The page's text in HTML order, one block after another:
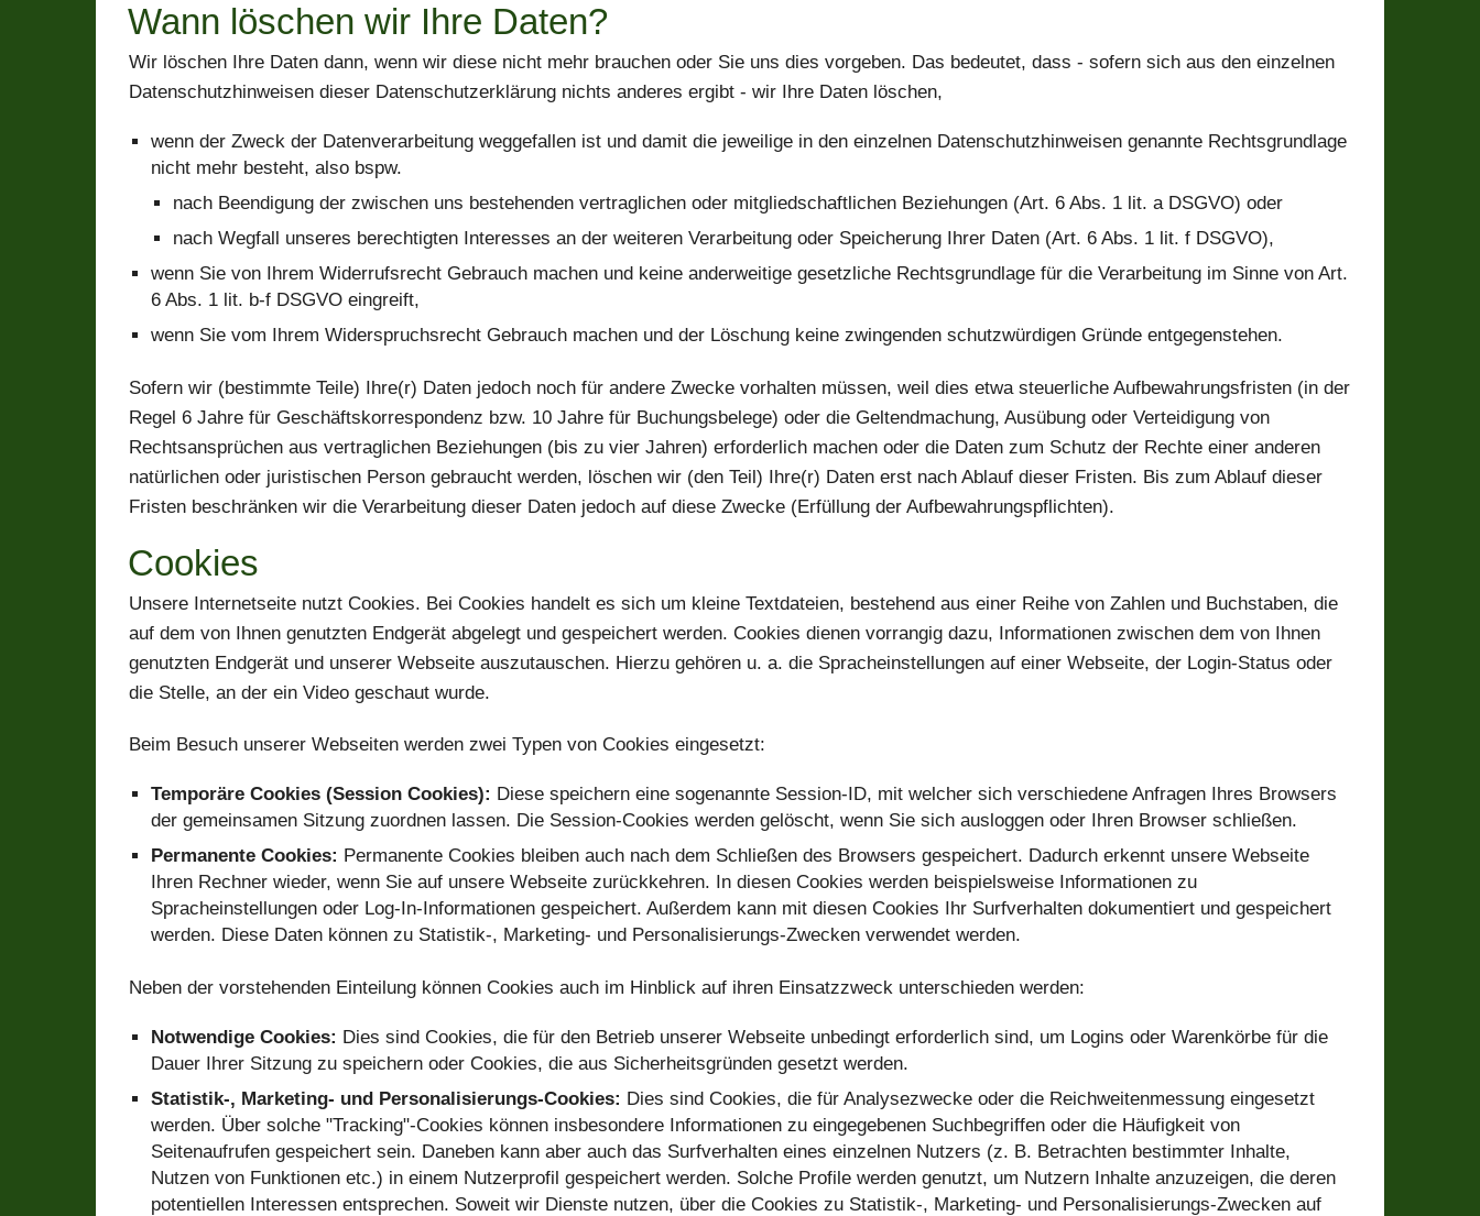
Wann löschen wir Ihre Daten?
Wir löschen Ihre Daten dann, wenn wir diese nicht mehr brauchen oder Sie uns dies vorgeben. Das bedeutet, dass - sofern sich aus den einzelnen
Datenschutzhinweisen dieser Datenschutzerklärung nichts anderes ergibt - wir Ihre Daten löschen,
wenn der Zweck der Datenverarbeitung weggefallen ist und damit die jeweilige in den einzelnen Datenschutzhinweisen genannte Rechtsgrundlage
nicht mehr besteht, also bspw.
nach Beendigung der zwischen uns bestehenden vertraglichen oder mitgliedschaftlichen Beziehungen (Art. 6 Abs. 1 lit. a DSGVO) oder
nach Wegfall unseres berechtigten Interesses an der weiteren Verarbeitung oder Speicherung Ihrer Daten (Art. 6 Abs. 1 lit. f DSGVO),
wenn Sie von Ihrem Widerrufsrecht Gebrauch machen und keine anderweitige gesetzliche Rechtsgrundlage für die Verarbeitung im Sinne von Art.
6 Abs. 1 lit. b-f DSGVO eingreift,
wenn Sie vom Ihrem Widerspruchsrecht Gebrauch machen und der Löschung keine zwingenden schutzwürdigen Gründe entgegenstehen.
Sofern wir (bestimmte Teile) Ihre(r) Daten jedoch noch für andere Zwecke vorhalten müssen, weil dies etwa steuerliche Aufbewahrungsfristen (in der
Regel 6 Jahre für Geschäftskorrespondenz bzw. 10 Jahre für Buchungsbelege) oder die Geltendmachung, Ausübung oder Verteidigung von
Rechtsansprüchen aus vertraglichen Beziehungen (bis zu vier Jahren) erforderlich machen oder die Daten zum Schutz der Rechte einer anderen
natürlichen oder juristischen Person gebraucht werden, löschen wir (den Teil) Ihre(r) Daten erst nach Ablauf dieser Fristen. Bis zum Ablauf dieser
Fristen beschränken wir die Verarbeitung dieser Daten jedoch auf diese Zwecke (Erfüllung der Aufbewahrungspflichten).
Cookies
Unsere Internetseite nutzt Cookies. Bei Cookies handelt es sich um kleine Textdateien, bestehend aus einer Reihe von Zahlen und Buchstaben, die
auf dem von Ihnen genutzten Endgerät abgelegt und gespeichert werden. Cookies dienen vorrangig dazu, Informationen zwischen dem von Ihnen
genutzten Endgerät und unserer Webseite auszutauschen. Hierzu gehören u. a. die Spracheinstellungen auf einer Webseite, der Login-Status oder
die Stelle, an der ein Video geschaut wurde.
Beim Besuch unserer Webseiten werden zwei Typen von Cookies eingesetzt:
Temporäre Cookies (Session Cookies): Diese speichern eine sogenannte Session-ID, mit welcher sich verschiedene Anfragen Ihres Browsers
der gemeinsamen Sitzung zuordnen lassen. Die Session-Cookies werden gelöscht, wenn Sie sich ausloggen oder Ihren Browser schließen.
Permanente Cookies: Permanente Cookies bleiben auch nach dem Schließen des Browsers gespeichert. Dadurch erkennt unsere Webseite
Ihren Rechner wieder, wenn Sie auf unsere Webseite zurückkehren. In diesen Cookies werden beispielsweise Informationen zu
Spracheinstellungen oder Log-In-Informationen gespeichert. Außerdem kann mit diesen Cookies Ihr Surfverhalten dokumentiert und gespeichert
werden. Diese Daten können zu Statistik-, Marketing- und Personalisierungs-Zwecken verwendet werden.
Neben der vorstehenden Einteilung können Cookies auch im Hinblick auf ihren Einsatzzweck unterschieden werden:
Notwendige Cookies: Dies sind Cookies, die für den Betrieb unserer Webseite unbedingt erforderlich sind, um Logins oder Warenkörbe für die
Dauer Ihrer Sitzung zu speichern oder Cookies, die aus Sicherheitsgründen gesetzt werden.
Statistik-, Marketing- und Personalisierungs-Cookies: Dies sind Cookies, die für Analysezwecke oder die Reichweitenmessung eingesetzt
werden. Über solche "Tracking"-Cookies können insbesondere Informationen zu eingegebenen Suchbegriffen oder die Häufigkeit von
Seitenaufrufen gespeichert sein. Daneben kann aber auch das Surfverhalten eines einzelnen Nutzers (z. B. Betrachten bestimmter Inhalte,
Nutzen von Funktionen etc.) in einem Nutzerprofil gespeichert werden. Solche Profile werden genutzt, um Nutzern Inhalte anzuzeigen, die deren
potentiellen Interessen entsprechen. Soweit wir Dienste nutzen, über die Cookies zu Statistik-, Marketing- und Personalisierungs-Zwecken auf